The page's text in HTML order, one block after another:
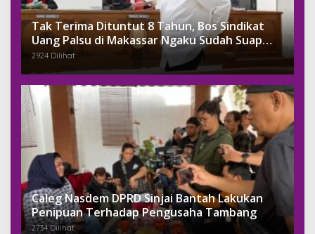
Tak Terima Dituntut 8 Tahun, Bos Sindikat
Uang Palsu di Makassar Ngaku Sudah Suap
Jaksa Dengan Miliaran
2924 Dilihat
Caleg Nasdem DPRD Sinjai Bantah Lakukan
Penipuan Terhadap Pengusaha Tambang
2734 Dilihat